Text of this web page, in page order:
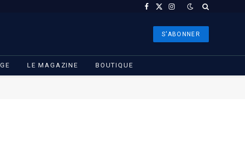
Facebook
X
Instagram
S'ABONNER
LE MAGAZINE BOUTIQUE